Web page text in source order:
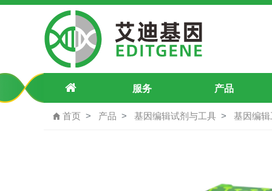
pU6-DROSHA-29102-pegRNA1-
服务 产品
首页 产品 基因编辑试剂与工具 基因编